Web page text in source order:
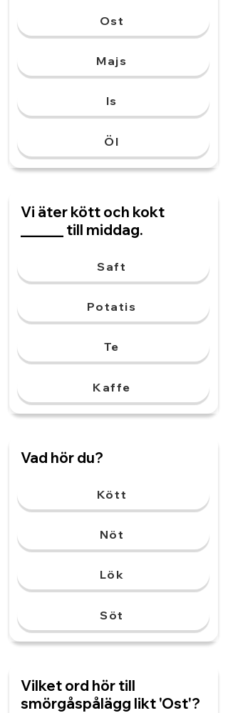
Ost
Majs
Is
Öl
Vi äter kött och kokt
______ till middag.
Saft
Potatis
Te
Kaffe
Vad hör du?
Kött
Nöt
Lök
Söt
Vilket ord hör till
smörgåspålägg likt 'Ost'?